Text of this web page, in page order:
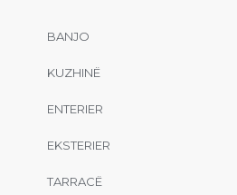
BANJO
KUZHINË
ENTERIER
EKSTERIER
TARRACË